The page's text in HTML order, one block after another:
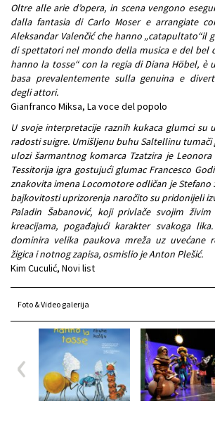
Oltre alle arie d’opera, in scena vengono
dalla fantasia di Carlo Moser e arrangiate
Aleksandar Valenčić che hanno „catapultato“il
di spettatori nel mondo della musica e del bel
hanno la tosse“ con la regia di Diana Höbel, è
basa prevalentemente sulla genuina e
degli attori.
Gianfranco Miksa, La voce del popolo
U svoje interpretacije raznih kukaca glumci su
radosti suigre. Umišljenu buhu Saltellinu tumači
ulozi šarmantnog komarca Tzatzira je
Tessitorija igra gostujući glumac Francesco
znakovita imena Locomotore odličan je
bajkovitosti uprizorenja naročito su pridonijeli
Paladin Šabanović, koji privlače svojim
kreacijama, pogađajući karakter svakoga
dominira velika paukova mreža uz uvećane
žigica i notnog zapisa, osmislio je Anton Plešić.
Kim Cuculić, Novi list
Foto & Video galerija